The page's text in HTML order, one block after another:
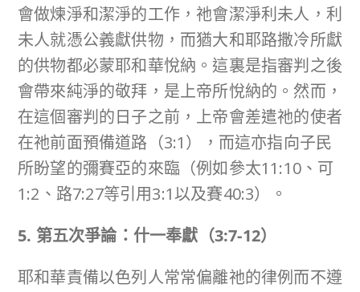
會做煉淨和潔淨的工作，祂會潔淨利未人，利
未人就憑公義獻供物，而猶大和耶路撒冷所獻
的供物都必蒙耶和華悅納。這裏是指審判之後
會帶來純淨的敬拜，是上帝所悅納的。然而，
在這個審判的日子之前，上帝會差遣祂的使者
在祂前面預備道路（3:1），而這亦指向子民
所盼望的彌賽亞的來臨（例如參太11:10、可
1:2、路7:27等引用3:1以及賽40:3）。
5. 第五次爭論：什一奉獻（3:7-12）
耶和華責備以色列人常常偏離祂的律例而不遵